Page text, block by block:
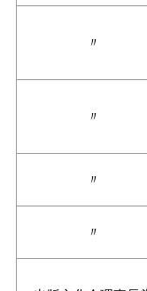
〃
〃
〃
〃